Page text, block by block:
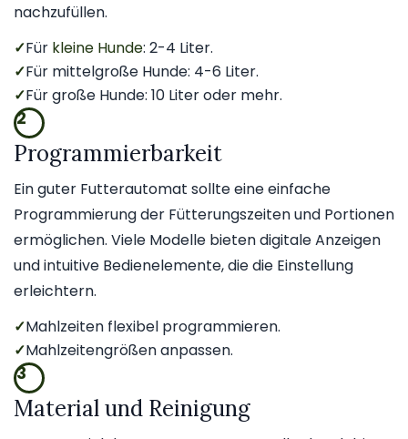
nachzufüllen.
✓Für kleine Hunde: 2-4 Liter.
✓Für mittelgroße Hunde: 4-6 Liter.
✓Für große Hunde: 10 Liter oder mehr.
2
Programmierbarkeit
Ein guter Futterautomat sollte eine einfache
Programmierung der Fütterungszeiten und Portionen
ermöglichen. Viele Modelle bieten digitale Anzeigen
und intuitive Bedienelemente, die die Einstellung
erleichtern.
✓Mahlzeiten flexibel programmieren.
✓Mahlzeitengrößen anpassen.
3
Material und Reinigung